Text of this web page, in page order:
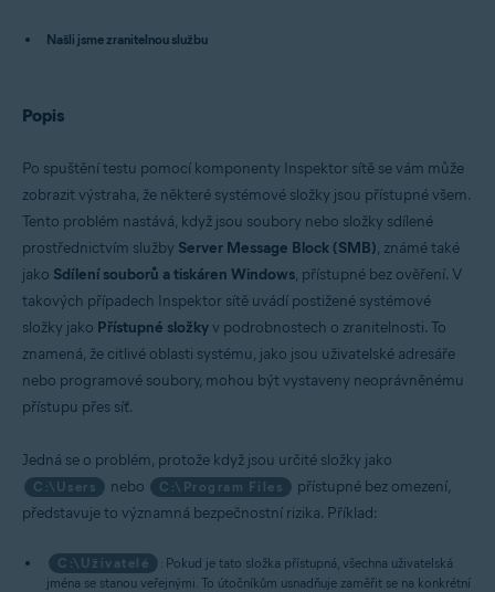
Avast Free Antivirus
Windows
Našli jsme zranitelnou službu
Popis
Po spuštění testu pomocí komponenty Inspektor sítě se vám může
zobrazit výstraha, že některé systémové složky jsou přístupné všem.
Tento problém nastává, když jsou soubory nebo složky sdílené
prostřednictvím služby Server Message Block (SMB), známé také
jako Sdílení souborů a tiskáren Windows, přístupné bez ověření. V
takových případech Inspektor sítě uvádí postižené systémové
složky jako Přístupné složkyv podrobnostech o zranitelnosti. To
znamená, že citlivé oblasti systému, jako jsou uživatelské adresáře
nebo programové soubory, mohou být vystaveny neoprávněnému
přístupu přes síť.
Jedná se o problém, protože když jsou určité složky jako
C:\Users nebo C:\Program Files
přístupné bez omezení,
představuje to významná bezpečnostní rizika. Příklad:
C:\Uživatelé
: Pokud je tato složka přístupná, všechna uživatelská
jména se stanou veřejnými. To útočníkům usnadňuje zaměřit se na konkrétní